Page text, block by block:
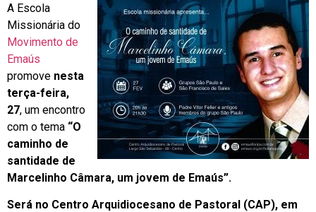
A Escola
Missionária do
Movimento de
Emaús
promove nesta
terça-feira,
27, um encontro
com o tema “O
caminho de
santidade de
Marcelinho Câmara, um jovem de Emaús”.
Será no Centro Arquidiocesano de Pastoral (CAP), em